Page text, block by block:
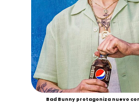
Bad Bunny protagoniza nuevo